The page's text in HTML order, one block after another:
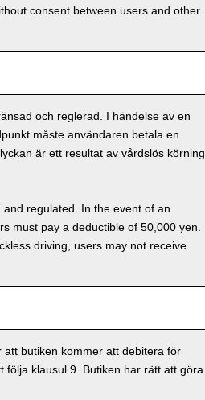
consent between users and other
och reglerad. I händelse av en
måste användaren betala en
är ett resultat av vårdslös körning,
regulated. In the event of an
must pay a deductible of 50,000 yen.
driving, users may not receive
butiken kommer att debitera för
följa klausul 9. Butiken har rätt att göra